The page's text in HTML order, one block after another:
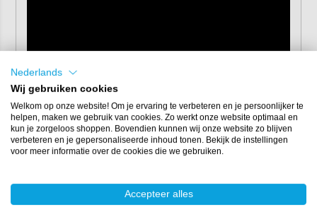
Gebruiksaanwijzing Tef-Gel
tussen de metalen en in de boorgaten.
Nederlands
Wij gebruiken cookies
Welkom op onze website! Om je ervaring te verbeteren en je persoonlijker te
helpen, maken we gebruik van cookies. Zo werkt onze website optimaal en
kun je zorgeloos shoppen. Bovendien kunnen wij onze website zo blijven
verbeteren en je gepersonaliseerde inhoud tonen. Bekijk de instellingen
voor meer informatie over de cookies die we gebruiken.
Accepteer alles